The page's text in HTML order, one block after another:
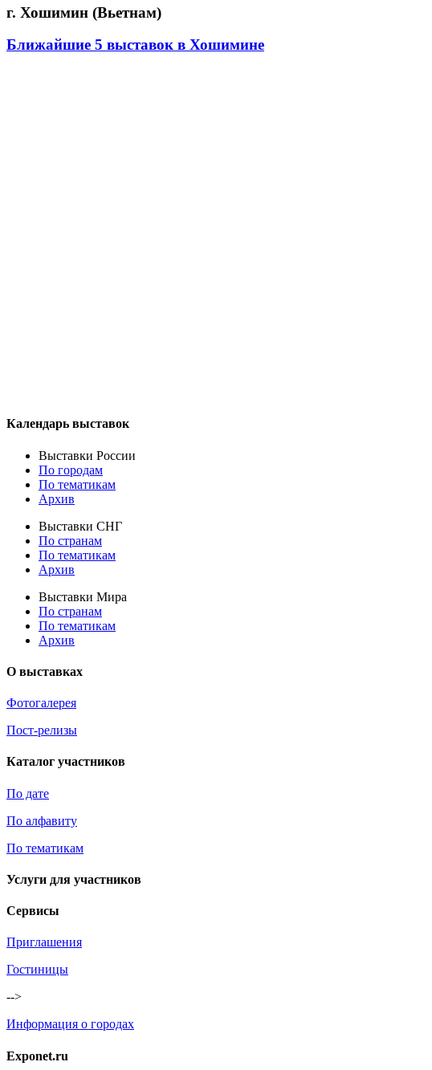
г. Хошимин (Вьетнам)
Ближайшие 5 выставок в Хошимине
Календарь выставок
Выставки России
По городам
По тематикам
Архив
Выставки СНГ
По странам
По тематикам
Архив
Выставки Мира
По странам
По тематикам
Архив
О выставках
Фотогалерея
Пост-релизы
Каталог участников
По дате
По алфавиту
По тематикам
Услуги для участников
Сервисы
Приглашения
Гостиницы
-->
Информация о городах
Exponet.ru